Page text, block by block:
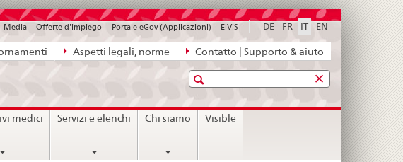
Aspetti legali, norme Contatto | Supporto & aiuto
DE FR IT EN
Media Offerte d'impiego Portale eGov (Applicazioni) ElViS
Ricerca
medici Servizi e elenchi Chi siamo Visible